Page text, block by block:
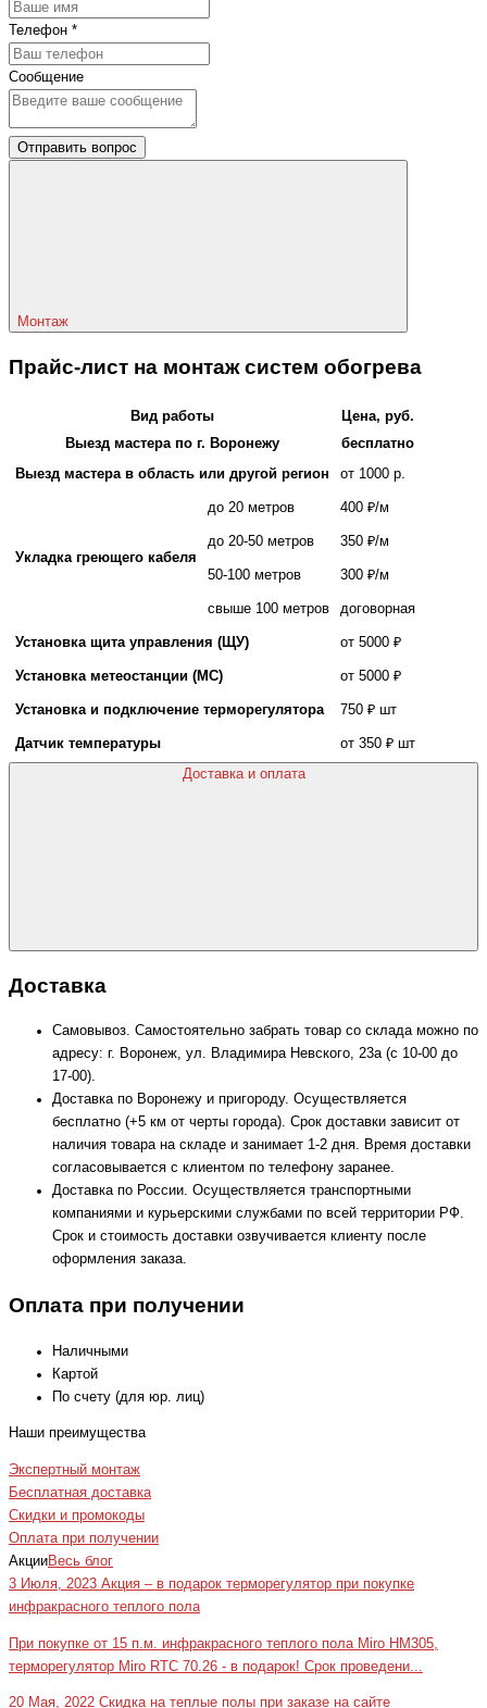
Телефон *
Сообщение
Отправить вопрос
Монтаж
Прайс-лист на монтаж систем обогрева
Вид работы
Цена, руб.
Выезд мастера по г. Воронежу
бесплатно
Выезд мастера в область или другой регион
от 1000 р.
Укладка греющего кабеля
до 20 метров 400 ₽/м
до 20-50 метров 350 ₽/м
50-100 метров 300 ₽/м
свыше 100 метров договорная
Установка щита управления (ЩУ) от 5000 ₽
Установка метеостанции (МС) от 5000 ₽
Установка и подключение терморегулятора 750 ₽ шт
Датчик температуры от 350 ₽ шт
Доставка и оплата
Доставка
Самовывоз. Самостоятельно забрать товар со склада можно по
адресу: г. Воронеж, ул. Владимира Невского, 23а (с 10-00 до
17-00).
Доставка по Воронежу и пригороду. Осуществляется
бесплатно (+5 км от черты города). Срок доставки зависит от
наличия товара на складе и занимает 1-2 дня. Время доставки
согласовывается с клиентом по телефону заранее.
Доставка по России. Осуществляется транспортными
компаниями и курьерскими службами по всей территории РФ.
Срок и стоимость доставки озвучивается клиенту после
оформления заказа.
Оплата при получении
Наличными
Картой
По счету (для юр. лиц)
Наши преимущества
Экспертный монтаж
Бесплатная доставка
Скидки и промокоды
Оплата при получении
АкцииВесь блог
3 Июля, 2023 Акция – в подарок терморегулятор при покупке
инфракрасного теплого пола
При покупке от 15 п.м. инфракрасного теплого пола Miro HM305,
терморегулятор Miro RTC 70.26 - в подарок! Срок проведени...
20 Мая, 2022 Скидка на теплые полы при заказе на сайте